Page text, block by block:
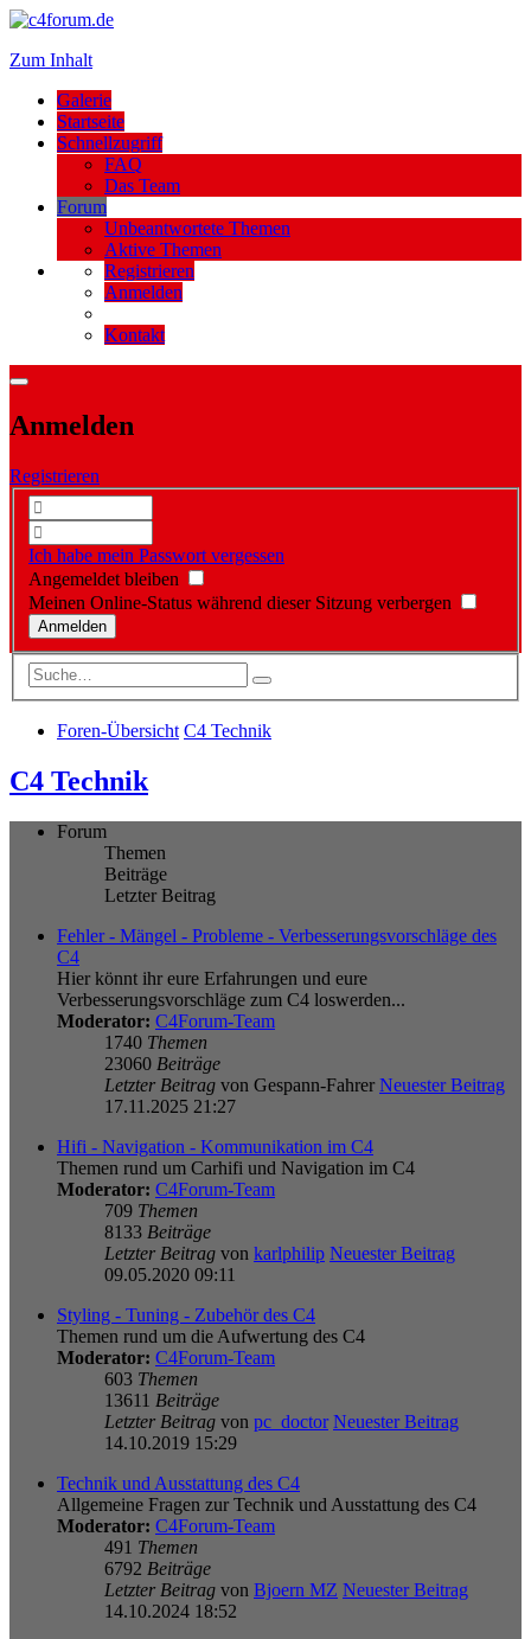
Zum Inhalt
Galerie
Startseite
Schnellzugriff
FAQ
Das Team
Forum
Unbeantwortete Themen
Aktive Themen
Registrieren
Anmelden
Kontakt
Anmelden
Registrieren
Ich habe mein Passwort vergessen
Angemeldet bleiben
Meinen Online-Status während dieser Sitzung verbergen
Foren-Übersicht C4 Technik
C4 Technik
Forum
Themen
Beiträge
Letzter Beitrag
Fehler - Mängel - Probleme - Verbesserungsvorschläge des
C4
Hier könnt ihr eure Erfahrungen und eure
Verbesserungsvorschläge zum C4 loswerden...
Moderator: C4Forum-Team
1740 Themen
23060 Beiträge
Letzter Beitrag von Gespann-Fahrer Neuester Beitrag
17.11.2025 21:27
Hifi - Navigation - Kommunikation im C4
Themen rund um Carhifi und Navigation im C4
Moderator: C4Forum-Team
709 Themen
8133 Beiträge
Letzter Beitrag von karlphilip Neuester Beitrag
09.05.2020 09:11
Styling - Tuning - Zubehör des C4
Themen rund um die Aufwertung des C4
Moderator: C4Forum-Team
603 Themen
13611 Beiträge
Letzter Beitrag von pc_doctor Neuester Beitrag
14.10.2019 15:29
Technik und Ausstattung des C4
Allgemeine Fragen zur Technik und Ausstattung des C4
Moderator: C4Forum-Team
491 Themen
6792 Beiträge
Letzter Beitrag von Bjoern MZ Neuester Beitrag
14.10.2024 18:52